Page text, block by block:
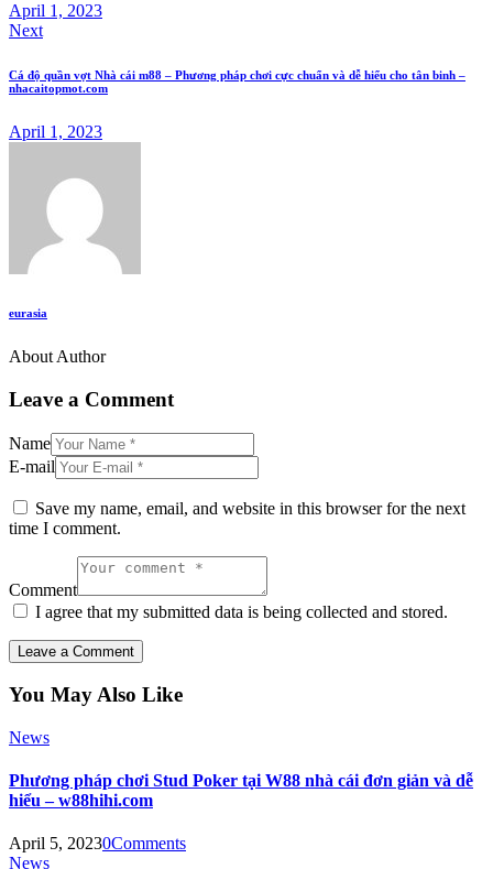
April 1, 2023
Next
Cá độ quần vợt Nhà cái m88 – Phương pháp chơi cực chuẩn và dễ hiểu cho tân binh –
nhacaitopmot.com
April 1, 2023
eurasia
About Author
Leave a Comment
Name
E-mail
Save my name, email, and website in this browser for the next
time I comment.
Comment
I agree that my submitted data is being collected and stored.
You May Also Like
News
Phương pháp chơi Stud Poker tại W88 nhà cái đơn giản và dễ
hiểu – w88hihi.com
April 5, 20230Comments
News